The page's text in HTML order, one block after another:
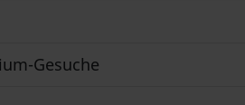
Gesuche